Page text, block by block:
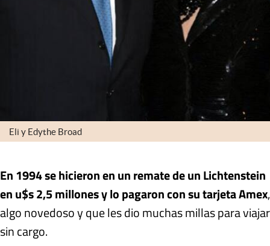
Eli y Edythe Broad
En 1994 se hicieron en un remate de un Lichtenstein
en u$s 2,5 millones y lo pagaron con su tarjeta Amex,
algo novedoso y que les dio muchas millas para viajar
sin cargo.